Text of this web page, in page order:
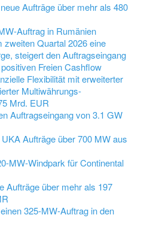
Aufträge über mehr als 480
Auftrag in Rumänien
Quartal 2026 eine
steigert den Auftragseingang
Freien Cashflow
Flexibilität mit erweiterter
Multiwährungs-
Mrd. EUR
Auftragseingang von 3.1 GW
Aufträge über 700 MW aus
MW-Windpark für Continental
Aufträge über mehr als 197
325-MW-Auftrag in den